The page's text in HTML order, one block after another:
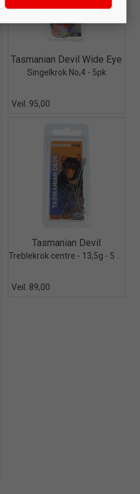
Quick View+
Tasmanian Devil Wide Eye
Singelkrok No,4 - 5pk
Veil. 95,00
Quick View+
Tasmanian Devil
Veil. 89,00